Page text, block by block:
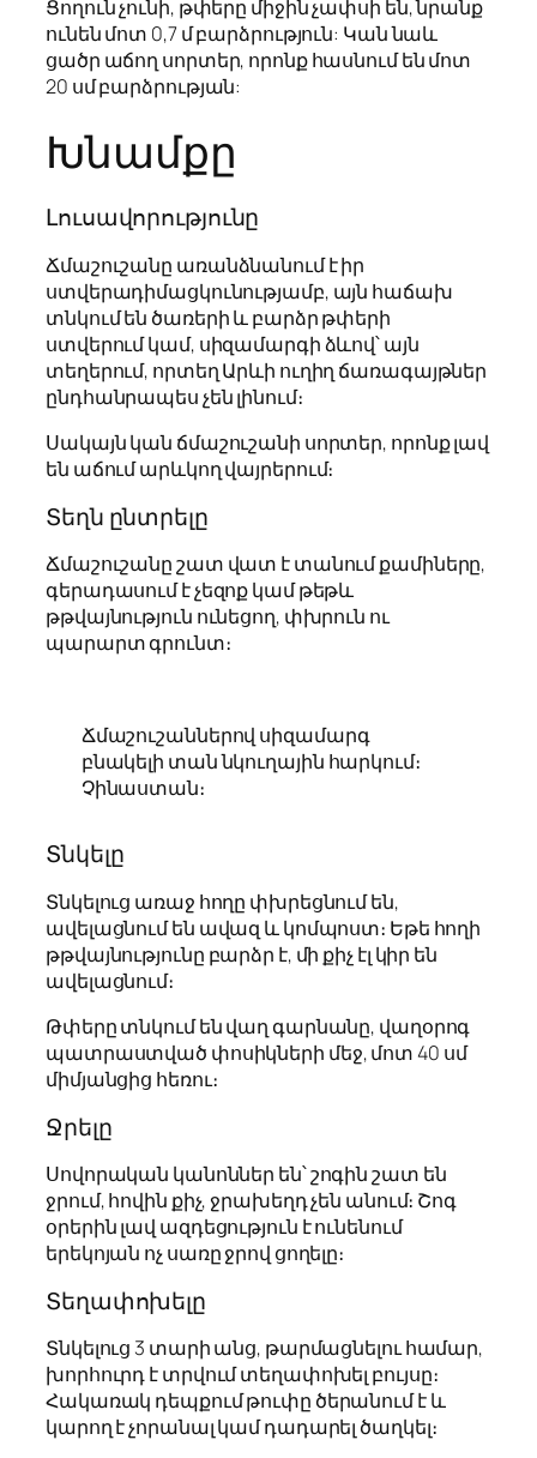
Ցողուն չունի, թփերը միջին չափսի են, նրանք
ունեն մոտ 0,7 մ բարձրություն: Կան նաև
ցածր աճող սորտեր, որոնք հասնում են մոտ
20 սմ բարձրության:
Խնամքը
Լուսավորությունը
Ճմաշուշանը առանձնանում է իր
ստվերադիմացկունությամբ, այն հաճախ
տնկում են ծառերի և բարձր թփերի
ստվերում կամ, սիզամարգի ձևով՝ այն
տեղերում, որտեղ Արևի ուղիղ ճառագայթներ
ընդհանրապես չեն լինում։
Սակայն կան ճմաշուշանի սորտեր, որոնք լավ
են աճում արևկող վայրերում։
Տեղն ընտրելը
Ճմաշուշանը շատ վատ է տանում քամիները,
գերադասում է չեզոք կամ թեթև
թթվայնություն ունեցող, փխրուն ու
պարարտ գրունտ։
Ճմաշուշաններով սիզամարգ
բնակելի տան նկուղային հարկում։
Չինաստան։
Տնկելը
Տնկելուց առաջ հողը փխրեցնում են,
ավելացնում են ավազ և կոմպոստ։ Եթե հողի
թթվայնությունը բարձր է, մի քիչ էլ կիր են
ավելացնում։
Թփերը տնկում են վաղ գարնանը, վաղօրոգ
պատրաստված փոսիկների մեջ, մոտ 40 սմ
միմյանցից հեռու։
Ջրելը
Սովորական կանոններ են՝ շոգին շատ են
ջրում, հովին քիչ, ջրախեղդ չեն անում։ Շոգ
օրերին լավ ազդեցություն է ունենում
երեկոյան ոչ սառը ջրով ցողելը։
Տեղափոխելը
Տնկելուց 3 տարի անց, թարմացնելու համար,
խորհուրդ է տրվում տեղափոխել բույսը։
Հակառակ դեպքում թուփը ծերանում է և
կարող է չորանալ կամ դադարել ծաղկել։